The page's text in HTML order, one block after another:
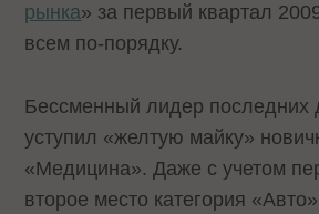
рынка» за первый квартал
всем по-порядку.
Бессменный лидер последних
уступил «желтую майку»
«Медицина». Даже с учетом
второе место категория